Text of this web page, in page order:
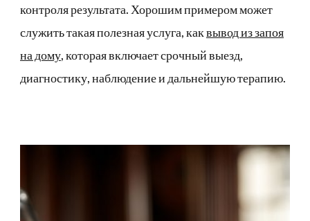
контроля результата. Хорошим примером может
служить такая полезная услуга, каквывод из запоя
на дому, которая включает срочный выезд,
диагностику, наблюдение и дальнейшую терапию.